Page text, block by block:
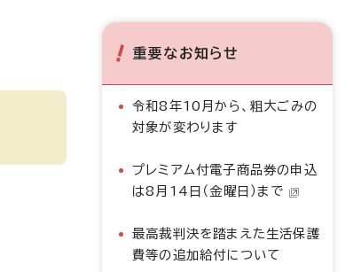
重要なお知らせ
令和8年10月から、粗大ごみの
対象が変わります
プレミアム付電子商品券の申込
は8月14日（金曜日）まで
最高裁判決を踏まえた生活保護
費等の追加給付について